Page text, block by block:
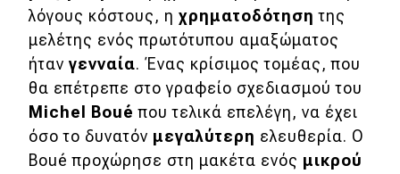
Δοκιμή
Αποστολή
Συγκρίνουμε
Αγώνες
λόγους κόστους, η χρηματοδότηση της
μελέτης ενός πρωτότυπου αμαξώματος
ήταν γενναία. Ένας κρίσιμος τομέας, που
θα επέτρεπε στο γραφείο σχεδιασμού του
Michel
Boué που τελικά επελέγη, να έχει
όσο το δυνατόν μεγαλύτερη ελευθερία. Ο
Boué προχώρησε στη μακέτα ενός μικρού